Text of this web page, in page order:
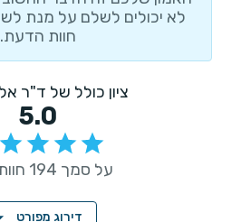
לא יכולים לשלם על מנת
חוות הדעת.
ציון כולל של ד"ר
5.0
על סמך 194 חוות דעת
דירוג מפורט